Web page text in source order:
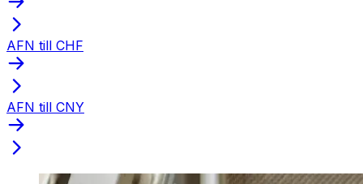
AFN till CHF
AFN till CNY